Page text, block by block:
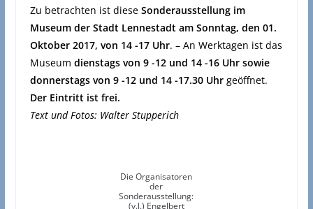
Zu betrachten ist diese Sonderausstellung im
Museum der Stadt Lennestadt am Sonntag, den 01.
Oktober 2017, von 14 -17 Uhr. – An Werktagen ist das
Museum dienstags von 9 -12 und 14 -16 Uhr sowie
donnerstags von 9 -12 und 14 -17.30 Uhrgeöffnet.
Der Eintritt ist frei.
Text und Fotos: Walter Stupperich
Die Organisatoren
der
Sonderausstellung:
(v.l.) Engelbert